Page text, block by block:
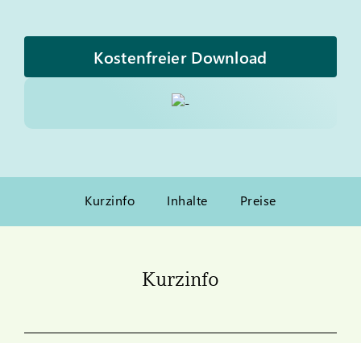
Kostenfreier Download
Kurzinfo Inhalte Preise
Kurzinfo